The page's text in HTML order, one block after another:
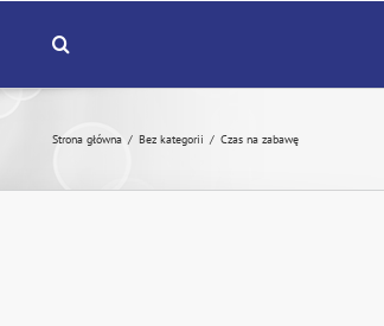
Strona główna / Bez kategorii / Czas na zabawę